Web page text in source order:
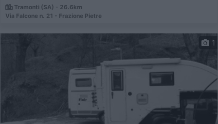
Tramonti (SA) - 26.6km
Via Falcone n. 21 - Frazione Pietre
1